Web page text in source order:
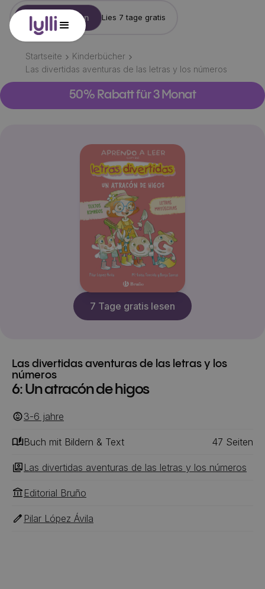
Konto erstellen Lies 7 tage gratis
Startseite
Kinderbücher
Las divertidas aventuras de las letras y los números
50% Rabatt für 3 Monat
7 Tage gratis lesen
Las divertidas aventuras de las letras y los
números
6: Un atracón de higos
3-6 ‎‎ jahre
Buch mit Bildern & Text 47 ‎‎ Seiten
Las divertidas aventuras de las letras y los números
Editorial Bruño
Pilar López Ávila